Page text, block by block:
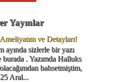
Yayınlar
ve Detayları!
ayında sizlerle bir yazı
burada . Yazımda Halluks
bahsetmiştim,
25 Aral...